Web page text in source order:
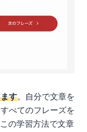
す。自分で文章を
べてのフレーズを
の学習方法で文章